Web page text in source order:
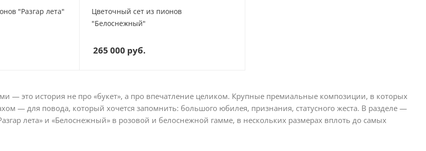
"Разгар лета"
Цветочный сет из пионов
"Белоснежный"
265 000 руб.
— это история не про «букет», а про впечатление целиком. Крупные премиальные композиции, в которых
— для повода, который хочется запомнить: большого юбилея, признания, статусного жеста. В разделе —
лета» и «Белоснежный» в розовой и белоснежной гамме, в нескольких размерах вплоть до самых